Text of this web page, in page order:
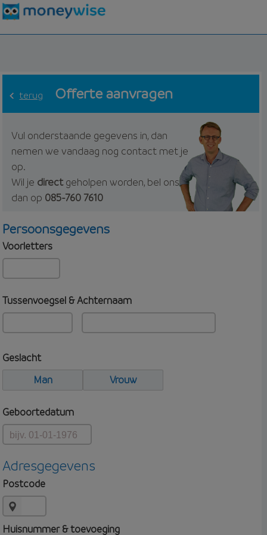
terug Offerte aanvragen
Vul onderstaande gegevens in, dan
nemen we vandaag nog contact met je
op.
Wil je directgeholpen worden, bel ons
dan op 085-760 7610
Persoonsgegevens
Voorletters
Tussenvoegsel & Achternaam
Geslacht
Man
Vrouw
Geboortedatum
Adresgegevens
Postcode
Huisnummer & toevoeging